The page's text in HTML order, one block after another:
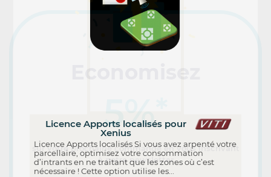
Licence Apports localisés pour
Xenius
Licence Apports localisés Si vous avez arpenté votre
parcellaire, optimisez votre consommation
d’intrants en ne traitant que les zones où c’est
nécessaire ! Cette option utilise les...
5%
sur votre prochaine commande en vous inscrivant
à notre newsletter